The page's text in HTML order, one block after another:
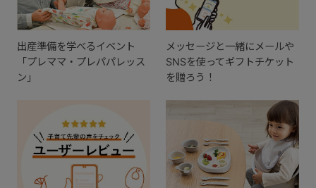
出産準備を学べるイベント
「プレママ・プレパパレッス
ン」
メッセージと一緒にメールや
SNSを使ってギフトチケット
を贈ろう！